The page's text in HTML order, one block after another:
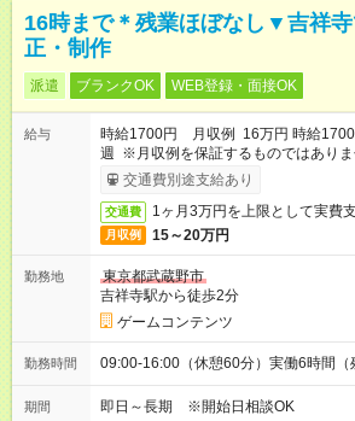
16時まで＊残業ほぼなし▼吉祥
正・制作
派遣 ブランクOK WEB登録・面接OK
給与
時給1700円 月収例 16万円 時給
週 ※月収例を保証するものではありま
交通費別途支給あり
交通費 1ヶ月3万円を上限として実費
月収例 15～20万円
勤務地
東京都武蔵野市
吉祥寺駅から徒歩2分
ゲームコンテンツ
勤務時間 09:00-16:00（休憩60分）実働6時間（
期間 即日～長期 ※開始日相談OK